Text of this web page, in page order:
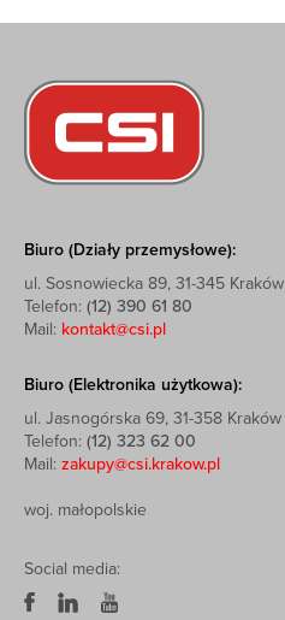
Biuro (Działy przemysłowe):
ul. Sosnowiecka 89, 31-345 Kraków
Telefon: (12) 390 61 80
Mail: kontakt@csi.pl
Biuro (Elektronika użytkowa):
ul. Jasnogórska 69, 31-358 Kraków
Telefon: (12) 323 62 00
Mail: zakupy@csi.krakow.pl
woj. małopolskie
Social media: